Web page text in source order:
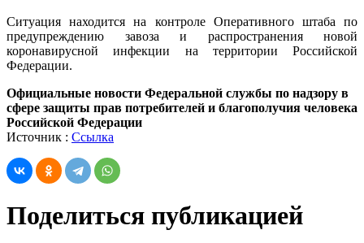
Ситуация находится на контроле Оперативного штаба по
предупреждению завоза и распространения новой
коронавирусной инфекции на территории Российской
Федерации.
Официальные новости Федеральной службы по надзору в
сфере защиты прав потребителей и благополучия человека
Российской Федерации
Источник : Ссылка
Поделиться публикацией